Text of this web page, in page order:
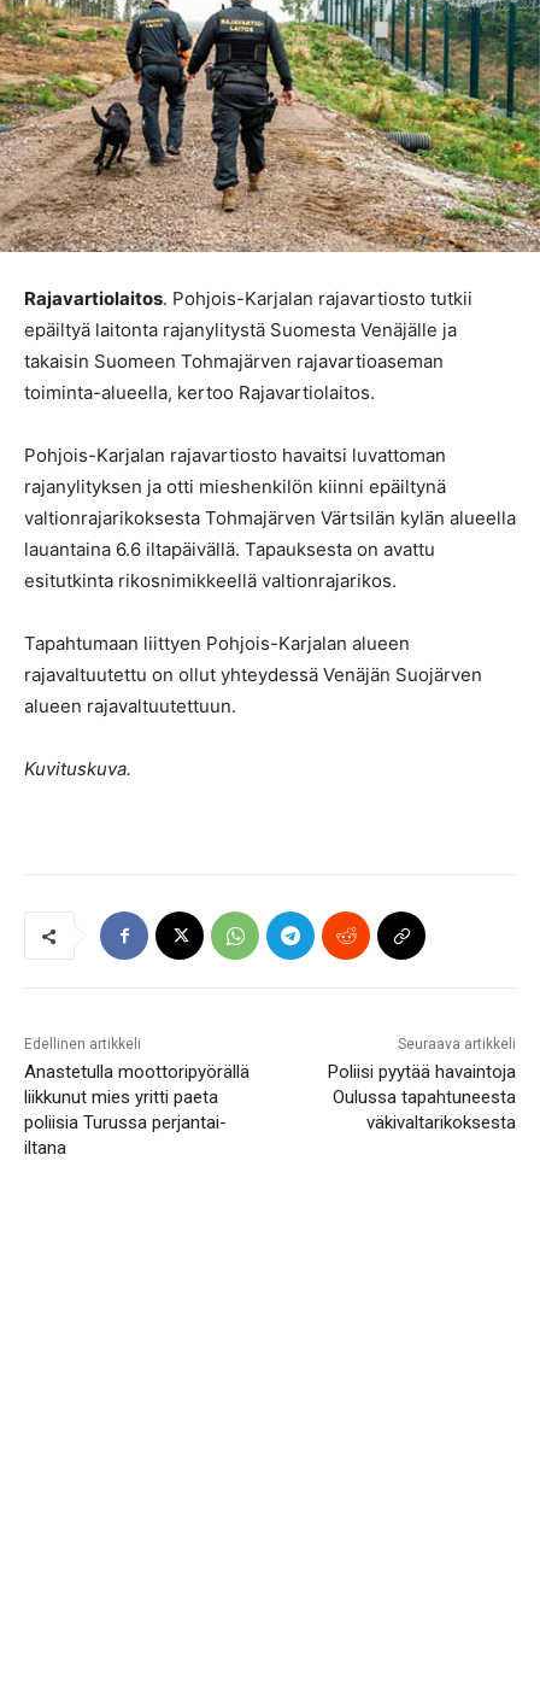
Rajavartiolaitos. Pohjois-Karjalan rajavartiosto tutkii
epäiltyä laitonta rajanylitystä Suomesta Venäjälle ja
takaisin Suomeen Tohmajärven rajavartioaseman
toiminta-alueella, kertoo Rajavartiolaitos.
Pohjois-Karjalan rajavartiosto havaitsi luvattoman
rajanylityksen ja otti mieshenkilön kiinni epäiltynä
valtionrajarikoksesta Tohmajärven Värtsilän kylän alueella
lauantaina 6.6 iltapäivällä. Tapauksesta on avattu
esitutkinta rikosnimikkeellä valtionrajarikos.
Tapahtumaan liittyen Pohjois-Karjalan alueen
rajavaltuutettu on ollut yhteydessä Venäjän Suojärven
alueen rajavaltuutettuun.
Kuvituskuva.
Edellinen artikkeli
Anastetulla moottoripyörällä
liikkunut mies yritti paeta
poliisia Turussa perjantai-
iltana
Seuraava artikkeli
Poliisi pyytää havaintoja
Oulussa tapahtuneesta
väkivaltarikoksesta